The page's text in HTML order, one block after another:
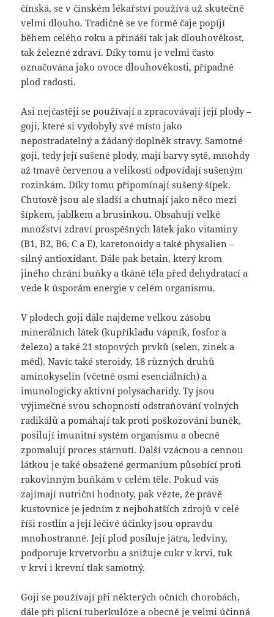
čínská, se v čínském lékařství používá už skutečně
velmi dlouho. Tradičně se ve formě čaje popíjí
během celého roku a přináší tak jak dlouhověkost,
tak železné zdraví. Díky tomu je velmi často
označována jako ovoce dlouhověkosti, případně
plod radosti.
Asi nejčastěji se používají a zpracovávají její plody –
goji, které si vydobyly své místo jako
nepostradatelný a žádaný doplněk stravy. Samotné
goji, tedy její sušené plody, mají barvy sytě, mnohdy
až tmavě červenou a velikostí odpovídají sušeným
rozinkám. Díky tomu připomínají sušený šípek.
Chuťově jsou ale sladší a chutnají jako něco mezi
šípkem, jablkem a brusinkou. Obsahují velké
množství zdraví prospěšných látek jako vitaminy
(B1, B2, B6, C a E), karetonoidy a také physalien –
silný antioxidant. Dále pak betain, který krom
jiného chrání buňky a tkáně těla před dehydratací a
vede k úsporám energie v celém organismu.
V plodech goji dále najdeme velkou zásobu
minerálních látek (kupříkladu vápník, fosfor a
železo) a také 21 stopových prvků (selen, zinek a
měď). Navíc také steroidy, 18 různých druhů
aminokyselin (včetně osmi esenciálních) a
imunologicky aktivní polysacharidy. Ty jsou
výjimečné svou schopností odstraňování volných
radikálů a pomáhají tak proti poškozování buněk,
posilují imunitní systém organismu a obecně
zpomalují proces stárnutí. Další vzácnou a cennou
látkou je také obsažené germanium působící proti
rakovinným buňkám v celém těle. Pokud vás
zajímají nutriční hodnoty, pak vězte, že právě
kustovnice je jedním z nejbohatších zdrojů v celé
říši rostlin a její léčivé účinky jsou opravdu
mnohostranné. Její plod posiluje játra, ledviny,
podporuje krvetvorbu a snižuje cukr v krvi, tuk
v krvi i krevní tlak samotný.
Goji se používají při některých očních chorobách,
dále při plicní tuberkulóze a obecně je velmi účinná